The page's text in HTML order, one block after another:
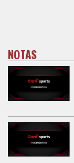
NOTAS